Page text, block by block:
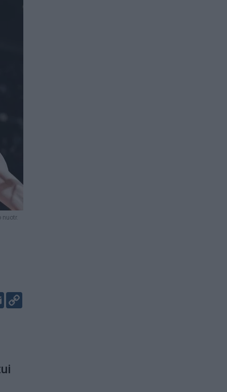
nuotr.
Email